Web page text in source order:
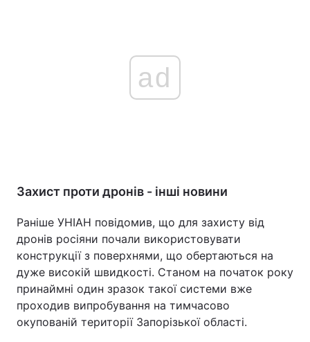
ad
Захист проти дронів - інші новини
Раніше УНІАН повідомив, що для захисту від
дронів росіяни почали використовувати
конструкції з поверхнями, що обертаються на
дуже високій швидкості. Станом на початок року
принаймні один зразок такої системи вже
проходив випробування на тимчасово
окупованій території Запорізької області.